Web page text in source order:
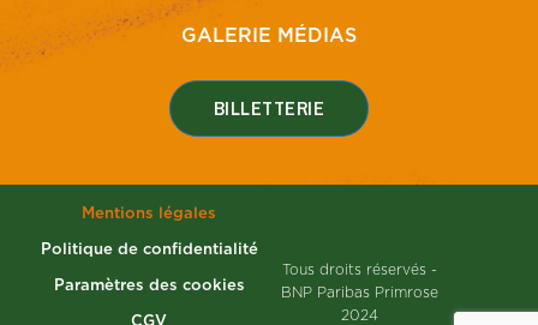
GALERIE MÉDIAS
BILLETTERIE
Mentions légales
Politique de confidentialité
Paramètres des cookies
Tous droits réservés -
BNP Paribas Primrose
2024